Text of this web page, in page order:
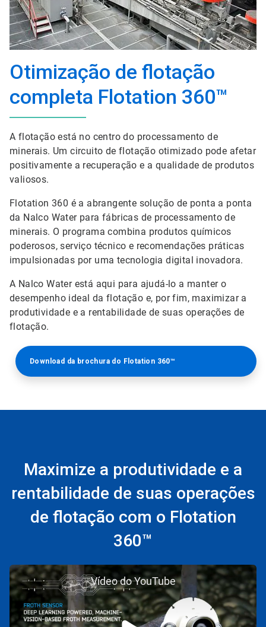
Otimização de flotação
completa Flotation 360™
A flotação está no centro do processamento de
minerais. Um circuito de flotação otimizado pode afetar
positivamente a recuperação e a qualidade de produtos
valiosos.
Flotation 360 é a abrangente solução de ponta a ponta
da Nalco Water para fábricas de processamento de
minerais. O programa combina produtos químicos
poderosos, serviço técnico e recomendações práticas
impulsionadas por uma tecnologia digital inovadora.
A Nalco Water está aqui para ajudá-lo a manter o
desempenho ideal da flotação e, por fim, maximizar a
produtividade e a rentabilidade de suas operações de
flotação.
Download da brochura do Flotation 360™
Maximize a produtividade e a
rentabilidade de suas operações
de flotação com o Flotation
360™
Vídeo do YouTube